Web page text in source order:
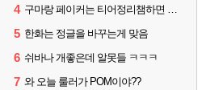
4 구마랑 페이커는 티어정리챔하면 안됨
5 한화는 정글을 바꾸는게 맞음
6 쉬바나 개좋은데 알못들 ㅋㅋㅋ
7 와 오늘 룰러가 POM이야??